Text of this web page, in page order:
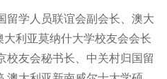
留学人员联谊会副会长、澳大
利亚莫纳什大学校友会会长
校友会秘书长、中关村归国留